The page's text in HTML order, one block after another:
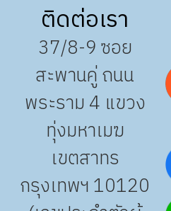
ติดต่อเรา
37/8-9 ซอย
สะพานคู่ ถนน
พระราม 4 แขวง
ทุ่งมหาเมฆ
เขตสาทร
กรุงเทพฯ 10120